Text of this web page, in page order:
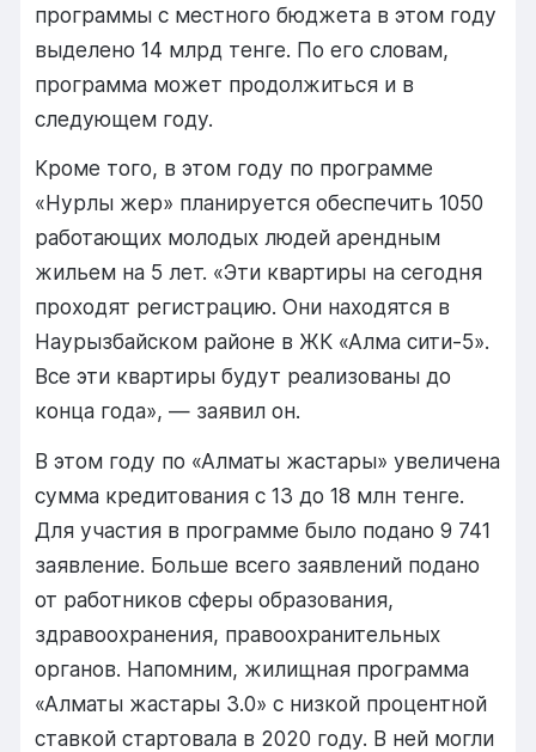
программы с местного бюджета в этом году
выделено 14 млрд тенге. По его словам,
программа может продолжиться и в
следующем году.
Кроме того, в этом году по программе
«Нурлы жер» планируется обеспечить 1050
работающих молодых людей арендным
жильем на 5 лет. «Эти квартиры на сегодня
проходят регистрацию. Они находятся в
Наурызбайском районе в ЖК «Алма сити-5».
Все эти квартиры будут реализованы до
конца года», — заявил он.
В этом году по «Алматы жастары» увеличена
сумма кредитования с 13 до 18 млн тенге.
Для участия в программе было подано 9 741
заявление. Больше всего заявлений подано
от работников сферы образования,
здравоохранения, правоохранительных
органов. Напомним, жилищная программа
«Алматы жастары 3.0» с низкой процентной
ставкой стартовала в 2020 году. В ней могли